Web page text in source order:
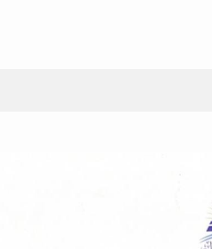
والتوزيع